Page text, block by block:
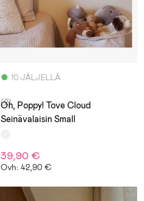
10 JÄLJELLÄ
(2)
Oh, Poppy! Tove Cloud
Seinävalaisin Small
39,90 €
Ovh: 42,90 €